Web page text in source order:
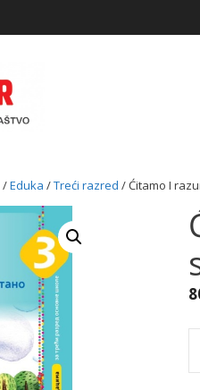
/Eduka /Treći razred / Ćitamo I